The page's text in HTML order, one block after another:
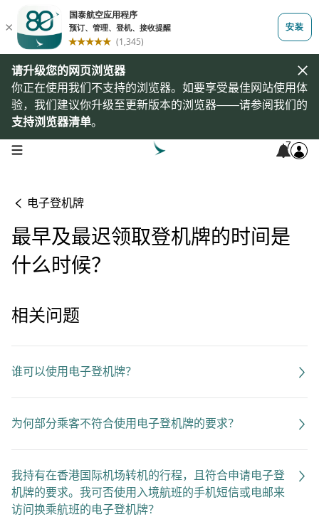
请升级您的网页浏览器
你正在使用我们不支持的浏览器。如要享受最佳网站使用体
验，我们建议你升级至更新版本的浏览器——请参阅我们的
支持浏览器清单。
open navigation menu 7
电子登机牌
最早及最迟领取登机牌的时间是
什么时候？
相关问题
谁可以使用电子登机牌？
为何部分乘客不符合使用电子登机牌的要求？
我持有在香港国际机场转机的行程，且符合申请电子登
机牌的要求。我可否使用入境航班的手机短信或电邮来
访问换乘航班的电子登机牌？